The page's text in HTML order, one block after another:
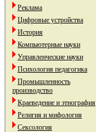
Реклама
Цифровые устройства
История
Компьютерные науки
Управленческие науки
Психология педагогика
Промышленность
производство
Краеведение и этнография
Религия и мифология
Сексология